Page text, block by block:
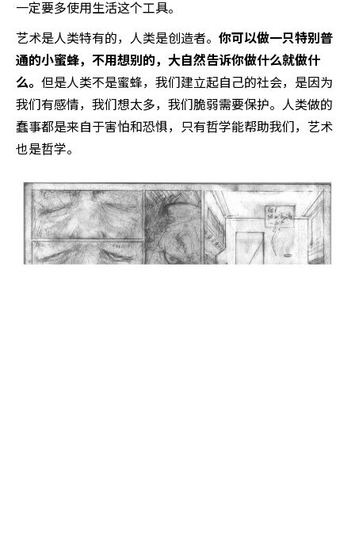
一定要多使用生活这个工具。
艺术是人类特有的，人类是创造者。 你可以做一只特别普
通的小蜜蜂，不用想别的，大自然告诉你做什么就做什
么。 但是人类不是蜜蜂，我们建立起自己的社会，是因为
我们有感情，我们想太多，我们脆弱需要保护。人类做的
蠢事都是来自于害怕和恐惧，只有哲学能帮助我们，艺术
也是哲学。